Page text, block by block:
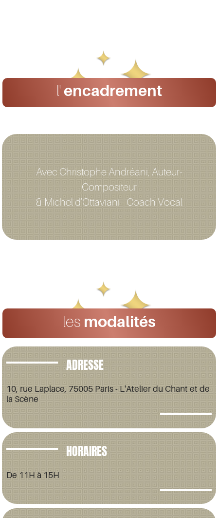
l' encadrement
Avec Christophe Andréani, Auteur-
Compositeur
& Michel d’Ottaviani - Coach Vocal
les modalités
ADRESSE
10, rue Laplace, 75005 Paris - L'Atelier du Chant et de
la Scène
HORAIRES
De 11H à 15H